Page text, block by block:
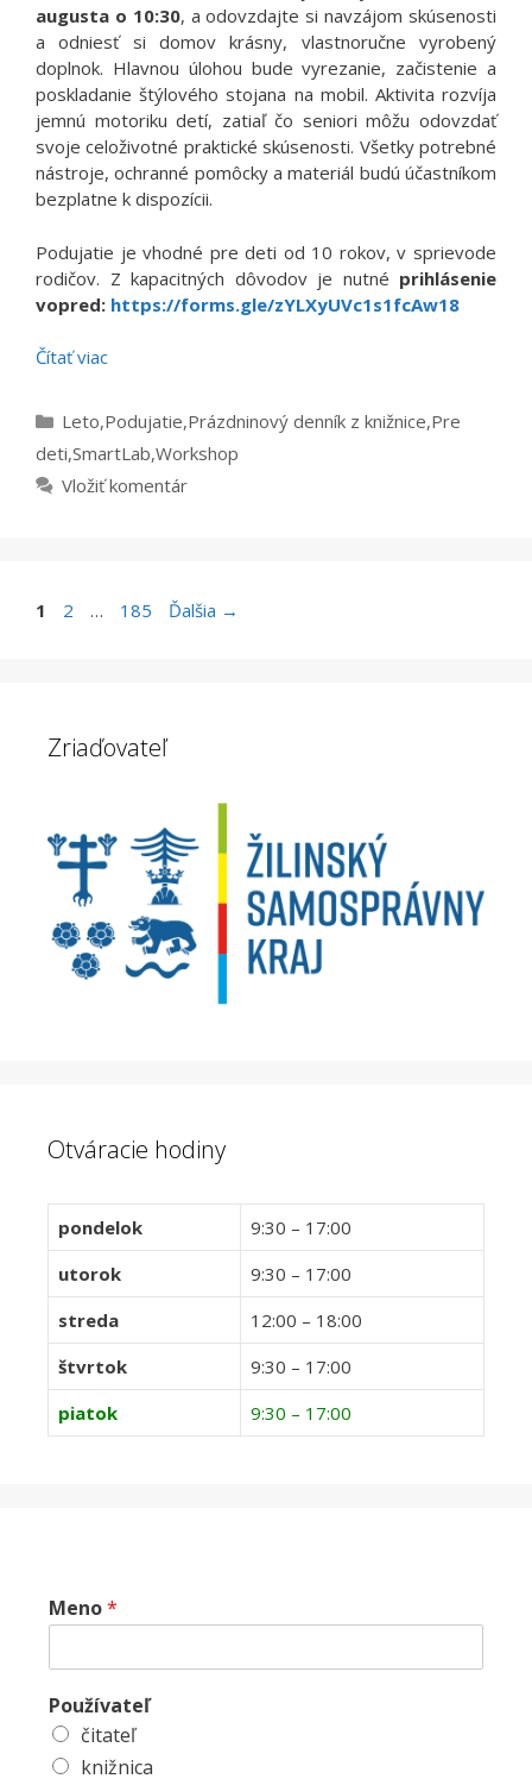
augusta o 10:30, a odovzdajte si navzájom skúsenosti
a odniesť si domov krásny, vlastnoručne vyrobený
doplnok. Hlavnou úlohou bude vyrezanie, začistenie a
poskladanie štýlového stojana na mobil. Aktivita rozvíja
jemnú motoriku detí, zatiaľ čo seniori môžu odovzdať
svoje celoživotné praktické skúsenosti. Všetky potrebné
nástroje, ochranné pomôcky a materiál budú účastníkom
bezplatne k dispozícii.
Podujatie je vhodné pre deti od 10 rokov, v sprievode
rodičov. Z kapacitných dôvodov je nutné prihlásenie
vopred: https://forms.gle/zYLXyUVc1s1fcAw18
Čítať viac
Kategórie
Leto,Podujatie,Prázdninový denník z knižnice,Pre
deti,SmartLab,Workshop
Vložiť komentár
Stránka
1 Stránka
2 … Stránka
185 Ďalšia →
Zriaďovateľ
Otváracie hodiny
pondelok
9:30 – 17:00
utorok
9:30 – 17:00
streda
12:00 – 18:00
štvrtok
9:30 – 17:00
piatok
9:30 – 17:00
Meno*
Používateľ
čitateľ
knižnica